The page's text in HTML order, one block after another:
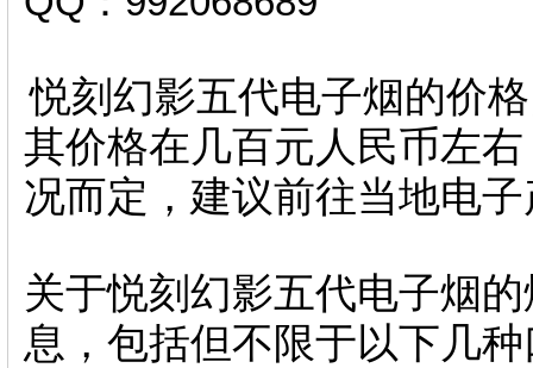
悦刻幻影五代电子烟的价
其价格在几百元人民币左
况而定，建议前往当地电
关于悦刻幻影五代电子烟
息，包括但不限于以下几